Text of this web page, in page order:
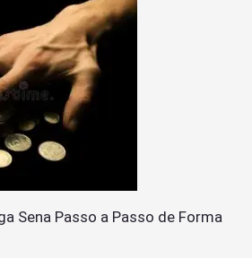
Sena Passo a Passo de Forma